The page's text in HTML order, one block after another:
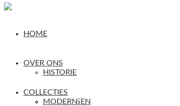
HOME
OVER ONS
HISTORIE
VAKMENSEN
COLLECTIES
MODERN